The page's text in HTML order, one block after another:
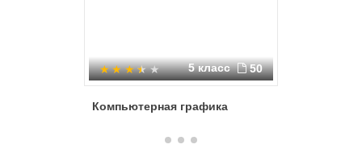
5 класс 50
Компьютерная графика